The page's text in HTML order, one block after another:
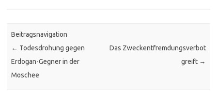
Beitragsnavigation
← Todesdrohung gegen
Erdogan-Gegner in der
Moschee
Das Zweckentfremdungsverbot
greift →